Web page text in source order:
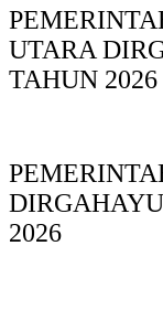
UTARA
TAHUN 2026
2026